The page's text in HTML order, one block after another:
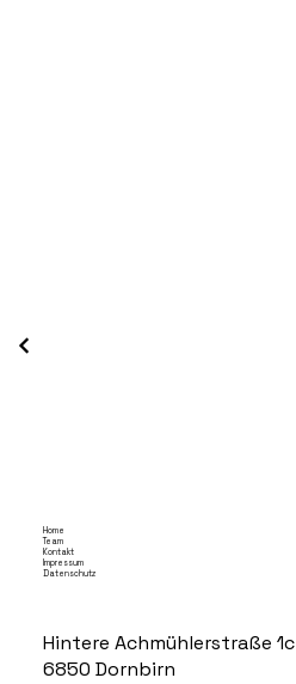
Home
Team
Kontakt
Impressum
Datenschutz
Hintere Achmühlerstraße 1c
6850 Dornbirn